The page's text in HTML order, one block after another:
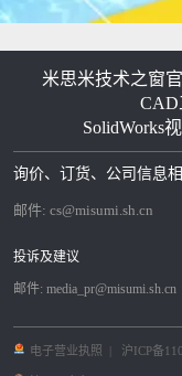
米思米技术之窗
CAD
SolidWorks
询价、订货、公司信息
邮件: cs@misumi.sh.cn
投诉及建议
邮件: media_pr@misumi.sh.cn
电子营业执照 沪ICP备